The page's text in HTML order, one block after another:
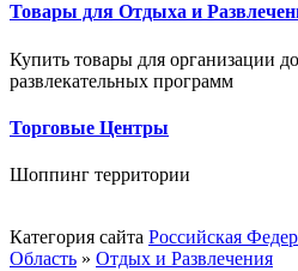
Товары для Отдыха и
Купить товары для организации
развлекательных программ
Торговые Центры
Шоппинг территории
Категория сайта Российская
Область » Отдых и Развлечения